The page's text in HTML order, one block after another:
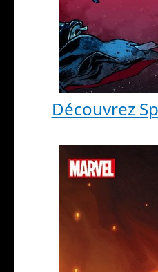
Découvrez